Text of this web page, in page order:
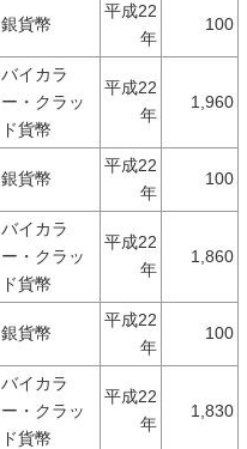
銀貨幣
平成22
年
100
バイカラ
ー・クラッ
ド貨幣
平成22
年
1,960
銀貨幣
平成22
年
100
バイカラ
ー・クラッ
ド貨幣
平成22
年
1,860
銀貨幣
平成22
年
100
バイカラ
ー・クラッ
ド貨幣
平成22
年
1,830